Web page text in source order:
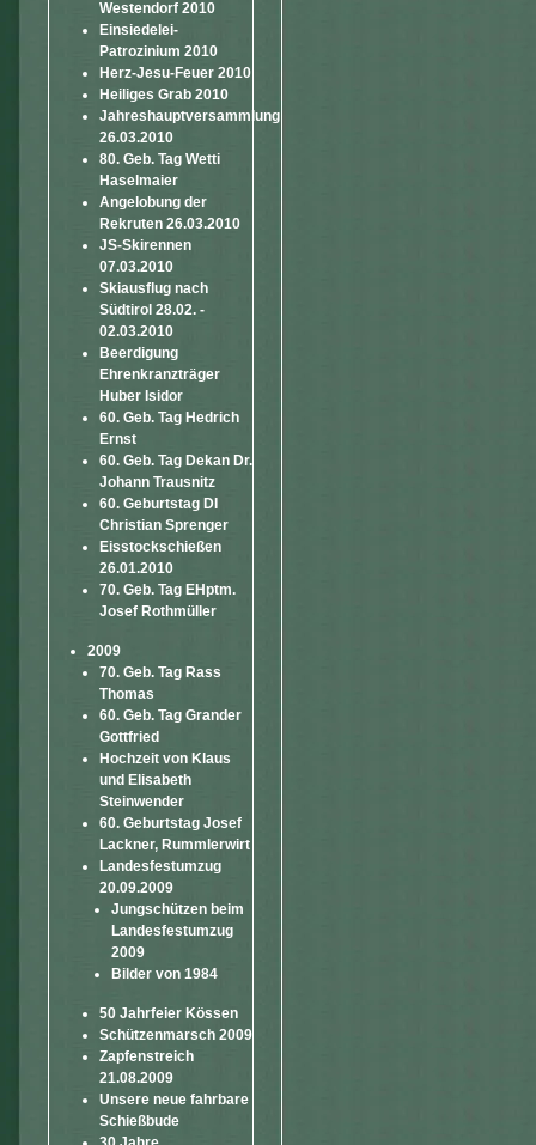
Westendorf 2010
Einsiedelei-
Patrozinium 2010
Herz-Jesu-Feuer 2010
Heiliges Grab 2010
Jahreshauptversammlung
26.03.2010
80. Geb. Tag Wetti
Haselmaier
Angelobung der
Rekruten 26.03.2010
JS-Skirennen
07.03.2010
Skiausflug nach
Südtirol 28.02. -
02.03.2010
Beerdigung
Ehrenkranzträger
Huber Isidor
60. Geb. Tag Hedrich
Ernst
60. Geb. Tag Dekan Dr.
Johann Trausnitz
60. Geburtstag DI
Christian Sprenger
Eisstockschießen
26.01.2010
70. Geb. Tag EHptm.
Josef Rothmüller
2009
70. Geb. Tag Rass
Thomas
60. Geb. Tag Grander
Gottfried
Hochzeit von Klaus
und Elisabeth
Steinwender
60. Geburtstag Josef
Lackner, Rummlerwirt
Landesfestumzug
20.09.2009
Jungschützen beim
Landesfestumzug
2009
Bilder von 1984
50 Jahrfeier Kössen
Schützenmarsch 2009
Zapfenstreich
21.08.2009
Unsere neue fahrbare
Schießbude